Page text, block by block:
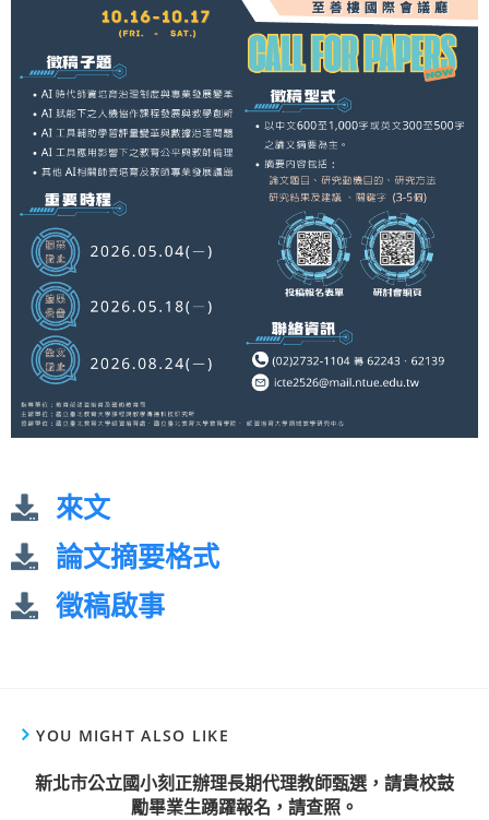
來文
論文摘要格式
徵稿啟事
YOU MIGHT ALSO LIKE
新北市公立國小刻正辦理長期代理教師甄選，請貴校鼓
勵畢業生踴躍報名，請查照。